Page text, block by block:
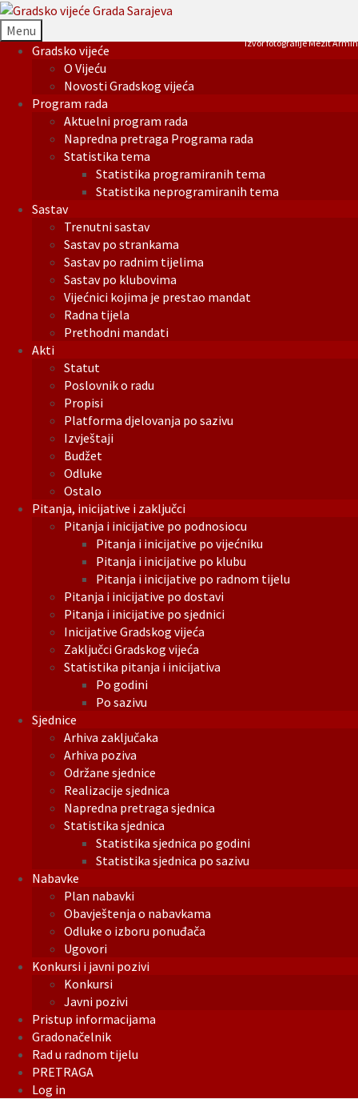
Menu
Gradsko vijeće
O Vijeću
Novosti Gradskog vijeća
Program rada
Aktuelni program rada
Napredna pretraga Programa rada
Statistika tema
Statistika programiranih tema
Statistika neprogramiranih tema
Sastav
Trenutni sastav
Sastav po strankama
Sastav po radnim tijelima
Sastav po klubovima
Vijećnici kojima je prestao mandat
Radna tijela
Prethodni mandati
Akti
Statut
Poslovnik o radu
Propisi
Platforma djelovanja po sazivu
Izvještaji
Budžet
Odluke
Ostalo
Pitanja, inicijative i zaključci
Pitanja i inicijative po podnosiocu
Pitanja i inicijative po vijećniku
Pitanja i inicijative po klubu
Pitanja i inicijative po radnom tijelu
Pitanja i inicijative po dostavi
Pitanja i inicijative po sjednici
Inicijative Gradskog vijeća
Zaključci Gradskog vijeća
Statistika pitanja i inicijativa
Po godini
Po sazivu
Sjednice
Arhiva zaključaka
Arhiva poziva
Održane sjednice
Realizacije sjednica
Napredna pretraga sjednica
Statistika sjednica
Statistika sjednica po godini
Statistika sjednica po sazivu
Nabavke
Plan nabavki
Obavještenja o nabavkama
Odluke o izboru ponuđača
Ugovori
Konkursi i javni pozivi
Konkursi
Javni pozivi
Pristup informacijama
Gradonačelnik
Rad u radnom tijelu
PRETRAGA
Log in
Izvor fotografije Mezit Armin